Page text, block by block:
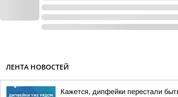
ЛЕНТА НОВОСТЕЙ
Кажется, дипфейки перестали